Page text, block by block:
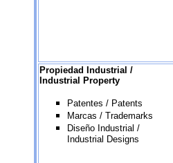
Propiedad Industrial /
Industrial Property
Patentes / Patents
Marcas / Trademarks
Diseño Industrial /
Industrial Designs